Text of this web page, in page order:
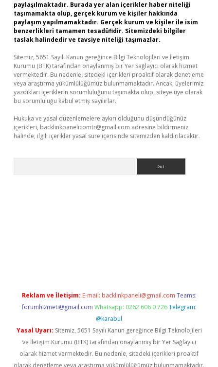
paylaşılmaktadır. Burada yer alan içerikler haber niteliği
taşımamakta olup, gerçek kurum ve kişiler hakkında
paylaşım yapılmamaktadır. Gerçek kurum ve kişiler ile isim
benzerlikleri tamamen tesadüfidir. Sitemizdeki bilgiler
taslak halindedir ve tavsiye niteliği taşımazlar.
Sitemiz, 5651 Sayılı Kanun gereğince Bilgi Teknolojileri ve İletişim
Kurumu (BTK) tarafından onaylanmış bir Yer Sağlayıcı olarak hizmet
vermektedir. Bu nedenle, sitedeki içerikleri proaktif olarak denetleme
veya araştırma yükümlülüğümüz bulunmamaktadır. Ancak, üyelerimiz
yazdıkları içeriklerin sorumluluğunu taşımakta olup, siteye üye olarak
bu sorumluluğu kabul etmiş sayılırlar.
Hukuka ve yasal düzenlemelere aykırı olduğunu düşündüğünüz
içerikleri, backlinkpanelicomtr@gmail.com adresine bildirmeniz
halinde, ilgili içerikler yasal süre içerisinde sitemizden kaldırılacaktır.
Reklam ve İletişim: E-mail: backlinkpaneli@gmail.com Teams:
forumhizmeti@gmail.com Whatsapp: 0262 606 0 726 Telegram:
@karabul
Yasal Uyarı: Sitemiz, 5651 Sayılı Kanun gereğince Bilgi Teknolojileri
ve İletişim Kurumu (BTK) tarafından onaylanmış bir Yer Sağlayıcı
olarak hizmet vermektedir. Bu nedenle, sitedeki içerikleri proaktif
olarak denetleme veya araştırma yükümlülüğümüz bulunmamaktadır.